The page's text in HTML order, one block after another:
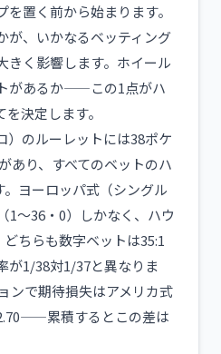
置く前から始まります。
が、いかなるベッティング
きく影響します。ホイール
があるか——この1点がハ
決定します。
）のルーレットには38ポケ
あり、すべてのベットのハ
ヨーロッパ式（シングル
1〜36・0）しかなく、ハウ
ちらも数字ベットは35:1
が1/38対1/37と異なりま
ンで期待損失はアメリカ式
累積するとこの差は